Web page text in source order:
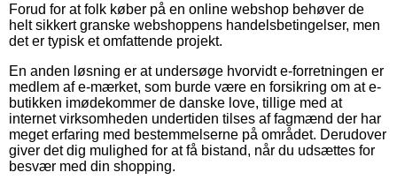
Forud for at folk køber på en online webshop behøver de
helt sikkert granske webshoppens handelsbetingelser, men
det er typisk et omfattende projekt.
En anden løsning er at undersøge hvorvidt e-forretningen er
medlem af e-mærket, som burde være en forsikring om at e-
butikken imødekommer de danske love, tillige med at
internet virksomheden undertiden tilses af fagmænd der har
meget erfaring med bestemmelserne på området. Derudover
giver det dig mulighed for at få bistand, når du udsættes for
besvær med din shopping.